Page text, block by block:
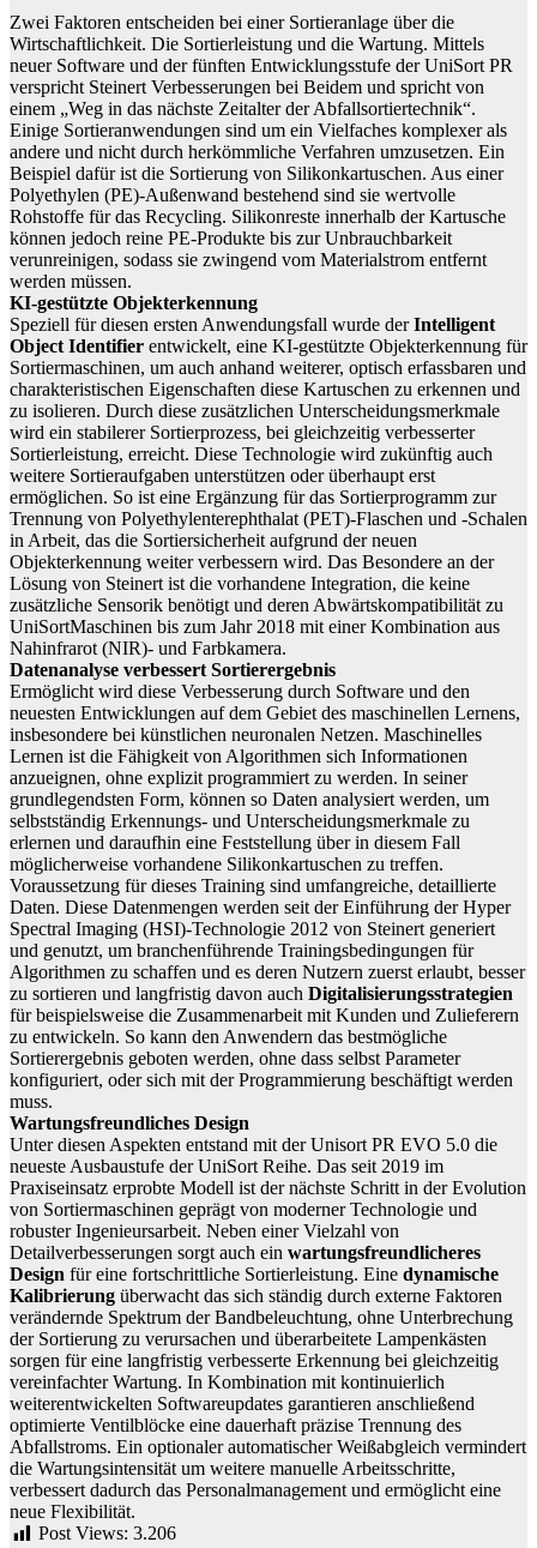
Zwei Faktoren entscheiden bei einer Sortieranlage über die
Wirtschaftlichkeit. Die Sortierleistung und die Wartung. Mittels
neuer Software und der fünften Entwicklungsstufe der UniSort PR
verspricht Steinert Verbesserungen bei Beidem und spricht von
einem „Weg in das nächste Zeitalter der Abfallsortiertechnik“.
Einige Sortieranwendungen sind um ein Vielfaches komplexer als
andere und nicht durch herkömmliche Verfahren umzusetzen. Ein
Beispiel dafür ist die Sortierung von Silikonkartuschen. Aus einer
Polyethylen (PE)-Außenwand bestehend sind sie wertvolle
Rohstoffe für das Recycling. Silikonreste innerhalb der Kartusche
können jedoch reine PE-Produkte bis zur Unbrauchbarkeit
verunreinigen, sodass sie zwingend vom Materialstrom entfernt
werden müssen.
KI-gestützte Objekterkennung
Speziell für diesen ersten Anwendungsfall wurde derIntelligent
Object Identifier entwickelt, eine KI-gestützte Objekterkennung für
Sortiermaschinen, um auch anhand weiterer, optisch erfassbaren und
charakteristischen Eigenschaften diese Kartuschen zu erkennen und
zu isolieren. Durch diese zusätzlichen Unterscheidungsmerkmale
wird ein stabilerer Sortierprozess, bei gleichzeitig verbesserter
Sortierleistung, erreicht. Diese Technologie wird zukünftig auch
weitere Sortieraufgaben unterstützen oder überhaupt erst
ermöglichen. So ist eine Ergänzung für das Sortierprogramm zur
Trennung von Polyethylenterephthalat (PET)-Flaschen und -Schalen
in Arbeit, das die Sortiersicherheit aufgrund der neuen
Objekterkennung weiter verbessern wird. Das Besondere an der
Lösung von Steinert ist die vorhandene Integration, die keine
zusätzliche Sensorik benötigt und deren Abwärtskompatibilität zu
UniSortMaschinen bis zum Jahr 2018 mit einer Kombination aus
Nahinfrarot (NIR)- und Farbkamera.
Datenanalyse verbessert Sortierergebnis
Ermöglicht wird diese Verbesserung durch Software und den
neuesten Entwicklungen auf dem Gebiet des maschinellen Lernens,
insbesondere bei künstlichen neuronalen Netzen. Maschinelles
Lernen ist die Fähigkeit von Algorithmen sich Informationen
anzueignen, ohne explizit programmiert zu werden. In seiner
grundlegendsten Form, können so Daten analysiert werden, um
selbstständig Erkennungs- und Unterscheidungsmerkmale zu
erlernen und daraufhin eine Feststellung über in diesem Fall
möglicherweise vorhandene Silikonkartuschen zu treffen.
Voraussetzung für dieses Training sind umfangreiche, detaillierte
Daten. Diese Datenmengen werden seit der Einführung der Hyper
Spectral Imaging (HSI)-Technologie 2012 von Steinert generiert
und genutzt, um branchenführende Trainingsbedingungen für
Algorithmen zu schaffen und es deren Nutzern zuerst erlaubt, besser
zu sortieren und langfristig davon auch Digitalisierungsstrategien
für beispielsweise die Zusammenarbeit mit Kunden und Zulieferern
zu entwickeln. So kann den Anwendern das bestmögliche
Sortierergebnis geboten werden, ohne dass selbst Parameter
konfiguriert, oder sich mit der Programmierung beschäftigt werden
muss.
Wartungsfreundliches Design
Unter diesen Aspekten entstand mit der Unisort PR EVO 5.0 die
neueste Ausbaustufe der UniSort Reihe. Das seit 2019 im
Praxiseinsatz erprobte Modell ist der nächste Schritt in der Evolution
von Sortiermaschinen geprägt von moderner Technologie und
robuster Ingenieursarbeit. Neben einer Vielzahl von
Detailverbesserungen sorgt auch ein wartungsfreundlicheres
Design für eine fortschrittliche Sortierleistung. Eine dynamische
Kalibrierung überwacht das sich ständig durch externe Faktoren
verändernde Spektrum der Bandbeleuchtung, ohne Unterbrechung
der Sortierung zu verursachen und überarbeitete Lampenkästen
sorgen für eine langfristig verbesserte Erkennung bei gleichzeitig
vereinfachter Wartung. In Kombination mit kontinuierlich
weiterentwickelten Softwareupdates garantieren anschließend
optimierte Ventilblöcke eine dauerhaft präzise Trennung des
Abfallstroms. Ein optionaler automatischer Weißabgleich vermindert
die Wartungsintensität um weitere manuelle Arbeitsschritte,
verbessert dadurch das Personalmanagement und ermöglicht eine
neue Flexibilität.
Post Views: 3.206